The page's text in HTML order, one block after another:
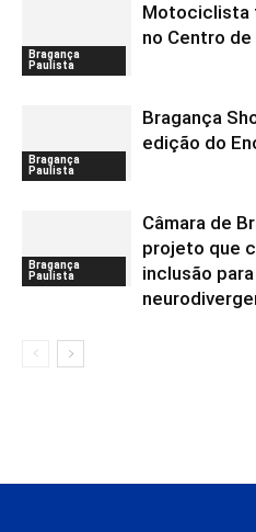
Bragança
Paulista
Motociclista
no Centro
Bragança
Paulista
Bragança
edição do
Bragança
Paulista
Câmara de
projeto que
inclusão